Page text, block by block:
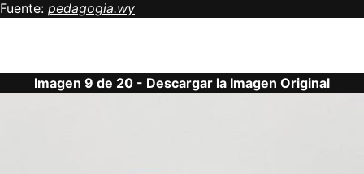
Fuente: pedagogia.wy
Imagen 9 de 20 - Descargar la Imagen Original